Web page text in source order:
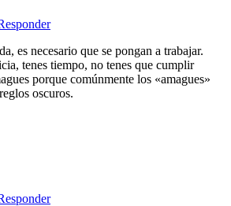
es necesario que se pongan a trabajar.
tenes tiempo, no tenes que cumplir
porque comúnmente los «amagues»
oscuros.